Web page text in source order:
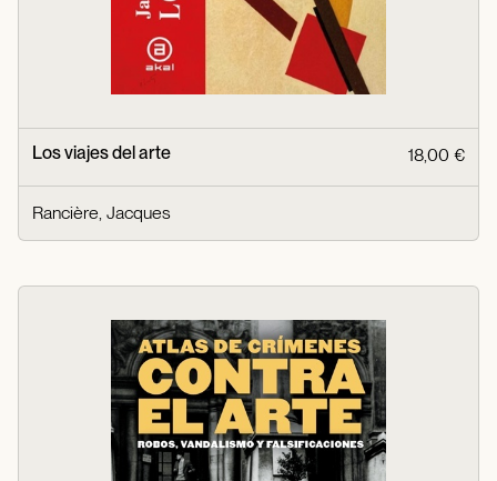
Los viajes del arte 18,00 €
Rancière, Jacques